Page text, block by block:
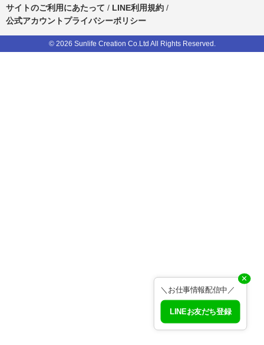
サイトのご利用にあたって / LINE利用規約 /
公式アカウントプライバシーポリシー
✕
＼お仕事情報配信中／
LINEお友だち登録
© 2026 Sunlife Creation Co.Ltd All Rights Reserved.